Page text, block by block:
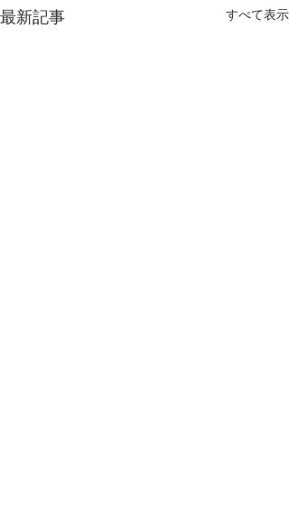
最新記事 すべて表示